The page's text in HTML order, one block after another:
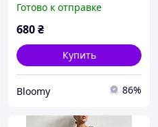
44-46 размеры)
Готово к отправке
680₴
Купить
Bloomy 86%